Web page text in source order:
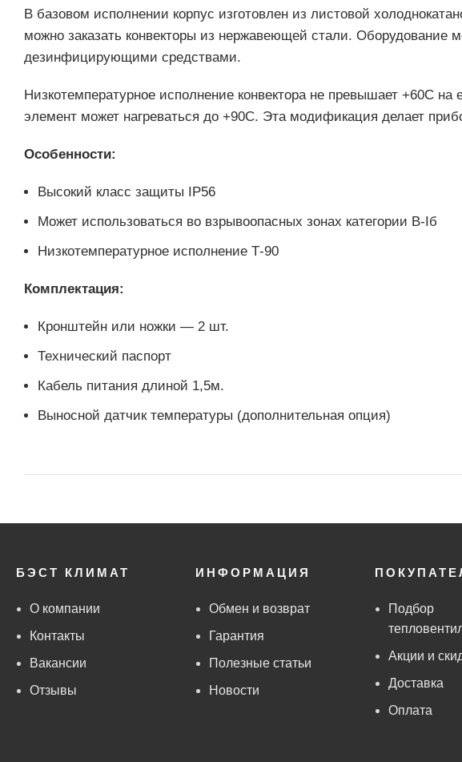
В базовом исполнении корпус изготовлен из листовой
можно заказать конвекторы из нержавеющей стали. Оборудование
дезинфицирующими средствами.
Низкотемпературное исполнение конвектора не превышает +60С на
элемент может нагреваться до +90С. Эта модификация делает
Особенности:
Высокий класс защиты IP56
Может использоваться во взрывоопасных зонах категории В-Iб
Низкотемпературное исполнение Т-90
Комплектация:
Кронштейн или ножки — 2 шт.
Технический паспорт
Кабель питания длиной 1,5м.
Выносной датчик температуры (дополнительная опция)
БЭСТ КЛИМАТ
О компании
Контакты
Вакансии
Отзывы
ИНФОРМАЦИЯ
Обмен и возврат
Гарантия
Полезные статьи
Новости
Подбор
Акции и
Доставка
Оплата